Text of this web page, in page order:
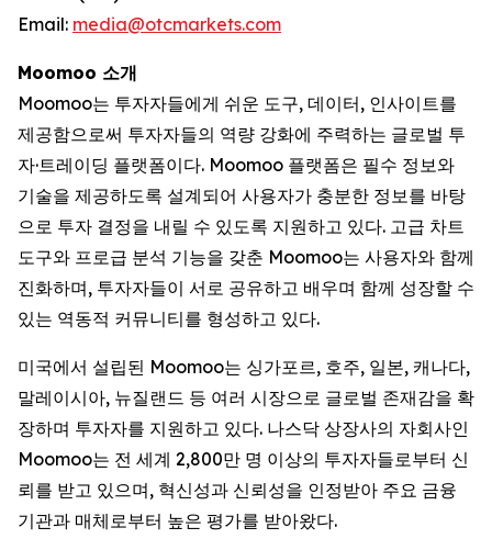
Email: media@otcmarkets.com
Moomoo 소개
Moomoo는 투자자들에게 쉬운 도구, 데이터, 인사이트를
제공함으로써 투자자들의 역량 강화에 주력하는 글로벌 투
자·트레이딩 플랫폼이다. Moomoo 플랫폼은 필수 정보와
기술을 제공하도록 설계되어 사용자가 충분한 정보를 바탕
으로 투자 결정을 내릴 수 있도록 지원하고 있다. 고급 차트
도구와 프로급 분석 기능을 갖춘 Moomoo는 사용자와 함께
진화하며, 투자자들이 서로 공유하고 배우며 함께 성장할 수
있는 역동적 커뮤니티를 형성하고 있다.
미국에서 설립된 Moomoo는 싱가포르, 호주, 일본, 캐나다,
말레이시아, 뉴질랜드 등 여러 시장으로 글로벌 존재감을 확
장하며 투자자를 지원하고 있다. 나스닥 상장사의 자회사인
Moomoo는 전 세계 2,800만 명 이상의 투자자들로부터 신
뢰를 받고 있으며, 혁신성과 신뢰성을 인정받아 주요 금융
기관과 매체로부터 높은 평가를 받아왔다.